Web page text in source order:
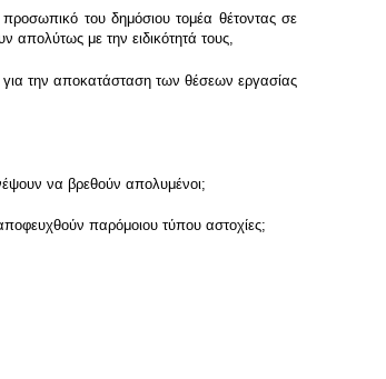
προσωπικό του δημόσιου τομέα θέτοντας σε
απολύτως με την ειδικότητά τους,
την αποκατάσταση των θέσεων εργασίας
να βρεθούν απολυμένοι;
παρόμοιου τύπου αστοχίες;